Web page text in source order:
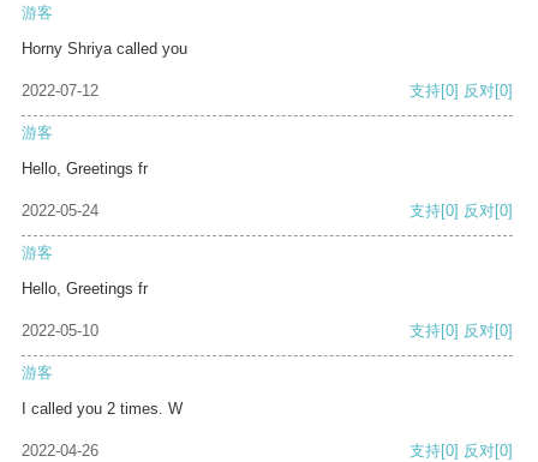
游客
Horny Shriya called you
2022-07-12 支持[0] 反对[0]
游客
Hello, Greetings fr
2022-05-24 支持[0] 反对[0]
游客
Hello, Greetings fr
2022-05-10 支持[0] 反对[0]
游客
I called you 2 times. W
2022-04-26 支持[0] 反对[0]